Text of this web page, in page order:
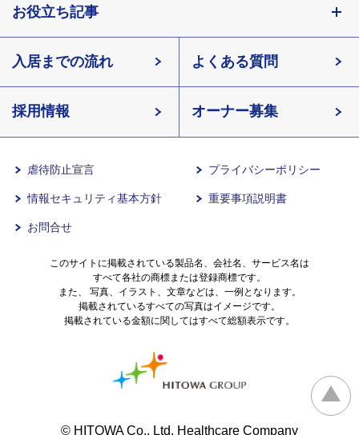
埼玉県
北海道 宮城県
長野県 愛知県
滋賀県 兵庫県
会社概要
有料老人ホームイリーゼとは
イリーゼが選ばれる理由
一日の流れ
お役立ち記事
知っておきたい介護の知識
介護用語をわかりやすく説明
有料老人ホームとは
有料老人ホームを選ぶ時のポイント
介護費用とお金について
入居までの流れ よくある質問
採用情報 オーナー募集
虐待防止宣言 プライバシーポリシー
情報セキュリティ基本方針 重要事項説明書
お問合せ
このサイトに掲載されている製品名、会社名、サービス名は
すべて各社の商標または登録商標です。
また、 写真、イラスト、文章などは、一例となります。
掲載されているすべての写真はイメージです。
掲載されている金額に関してはすべて総額表示です。
© HITOWA Co., Ltd. Healthcare Company